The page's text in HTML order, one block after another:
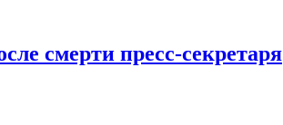
смерти пресс-секретаря